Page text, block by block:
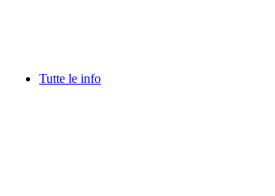
Tutte le info